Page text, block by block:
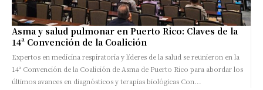
Asma y salud pulmonar en Puerto Rico: Claves de la
14ª Convención de la Coalición
Expertos en medicina respiratoria y líderes de la salud se reunieron en la
14ª Convención de la Coalición de Asma de Puerto Rico para abordar los
últimos avances en diagnósticos y terapias biológicas Con...